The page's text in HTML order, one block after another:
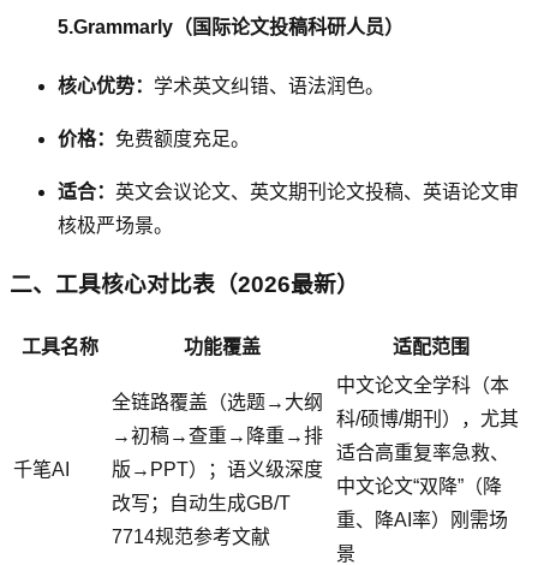
5.Grammarly（国际论文投稿科研人员）
核心优势： 学术英文纠错、语法润色。
价格： 免费额度充足。
适合： 英文会议论文、英文期刊论文投稿、英语论文审
核极严场景。
二、工具核心对比表（2026最新）
工具名称 功能覆盖 适配范围
千笔AI
全链路覆盖（选题→大纲
→初稿→查重→降重→排
版→PPT）；语义级深度
改写；自动生成GB/T
7714规范参考文献
中文论文全学科（本
科/硕博/期刊），尤其
适合高重复率急救、
中文论文“双降”（降
重、降AI率）刚需场
景